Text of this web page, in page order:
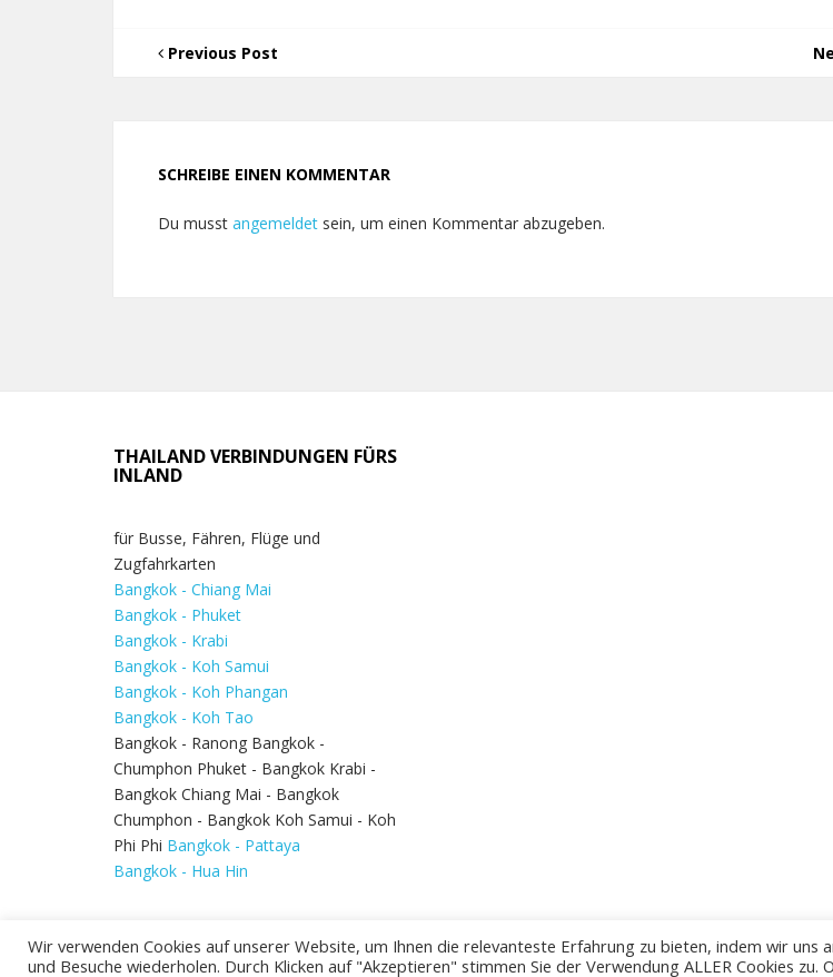
Previous Post
SCHREIBE EINEN KOMMENTAR
Du musst angemeldet sein, um einen Kommentar abzugeben.
THAILAND VERBINDUNGEN FÜRS
INLAND
für Busse, Fähren, Flüge und
Zugfahrkarten
Bangkok - Chiang Mai
Bangkok - Phuket
Bangkok - Krabi
Bangkok - Koh Samui
Bangkok - Koh Phangan
Bangkok - Koh Tao
Bangkok - Ranong Bangkok -
Chumphon Phuket - Bangkok Krabi -
Bangkok Chiang Mai - Bangkok
Chumphon - Bangkok Koh Samui - Koh
Phi Phi Bangkok - Pattaya
Bangkok - Hua Hin
Wir verwenden Cookies auf unserer Website, um Ihnen die relevanteste Erfahrung zu bieten, indem wir uns
und Besuche wiederholen. Durch Klicken auf "Akzeptieren" stimmen Sie der Verwendung ALLER Cookies zu.